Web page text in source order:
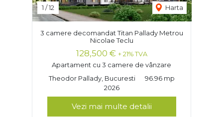
1 /12 Harta
3 camere decomandat Titan Pallady Metrou
Nicolae Teclu
128,500 € + 21% TVA
Apartament cu 3 camere de vânzare
Theodor Pallady, Bucuresti
96.96 mp
2026
Vezi mai multe detalii